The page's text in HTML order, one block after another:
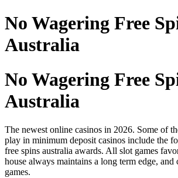
No Wagering Free
Australia
No Wagering Free
Australia
The newest online casinos in 2026. Some of
play in minimum deposit casinos include the
free spins australia awards. All slot games
house always maintains a long term edge,
games.